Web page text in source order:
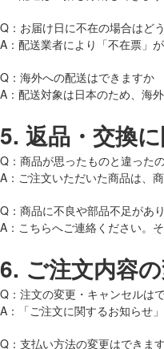
Q：お届け日に不在の場合はど
A：配送業者により「不在票」
Q：海外への配送はできますか
A：配送対象は日本のため、海
5. 返品・交換
Q：商品が思ったものと違った
A：ご注文いただいた商品は、
Q：商品に不良や部品不足があ
A：こちらへご連絡ください。
6. ご注文内容
Q：注文の変更・キャンセルは
A：「ご注文に関するお知らせ
Q：支払い方法の変更はできま